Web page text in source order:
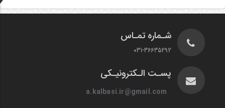
شـماره تمـاس
031-36635292
پسـت الـکترونیـکی
a.kalbasi.ir@gmail.com